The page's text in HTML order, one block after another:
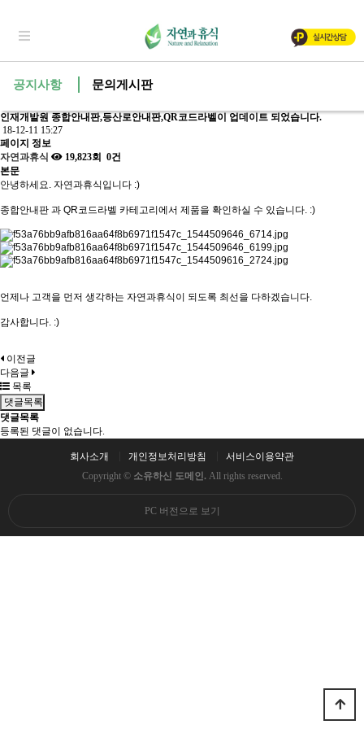
공지사항 문의게시판
인재개발원 종합안내판,등산로안내판,QR코드라벨이 업데이트 되었습니다.
18-12-11 15:27
페이지 정보
자연과휴식
19,823회 0건
본문
안녕하세요. 자연과휴식입니다 :)
종합안내판 과 QR코드라벨 카테고리에서 제품을 확인하실 수 있습니다. :)
언제나 고객을 먼저 생각하는 자연과휴식이 되도록 최선을 다하겠습니다.
감사합니다. :)
이전글
다음글
목록
댓글목록
댓글목록
등록된 댓글이 없습니다.
회사소개 개인정보처리방침
서비스이용약관
Copyright © 소유하신 도메인. All rights reserved.
PC 버전으로 보기